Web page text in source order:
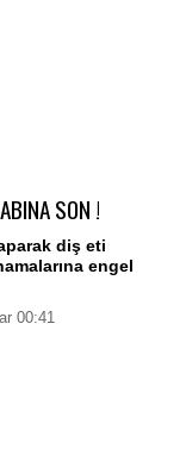
SON !
diş eti
engel
00:41